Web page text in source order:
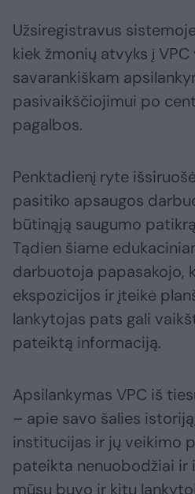
Užsiregistravus
kiek žmonių atvyks į
savarankiškam
pasivaikščiojimui po
pagalbos.
Penktadienį ryte
pasitiko apsaugos
būtinąją saugumo
Tądien šiame
darbuotoja papasakojo,
ekspozicijos ir įteikė
lankytojas pats gali
pateiktą informaciją.
Apsilankymas VPC iš
– apie savo šalies
institucijas ir jų veikimo
pateikta nenuobodžiai ir
mūsų buvo ir kitų